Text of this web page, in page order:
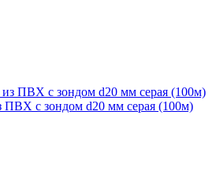
ПВХ с зондом d20 мм серая (100м)